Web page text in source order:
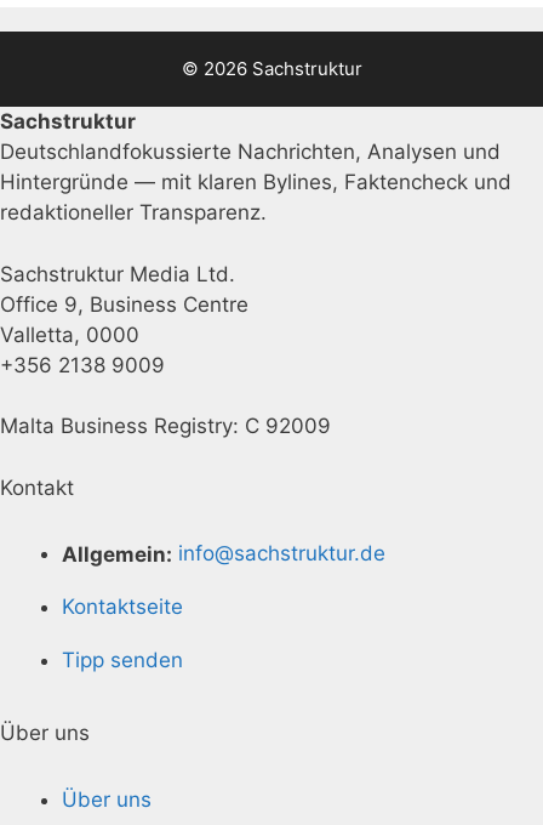
© 2026 Sachstruktur
Sachstruktur
Deutschlandfokussierte Nachrichten, Analysen und
Hintergründe — mit klaren Bylines, Faktencheck und
redaktioneller Transparenz.
Sachstruktur Media Ltd.
Office 9, Business Centre
Valletta, 0000
+356 2138 9009
Malta Business Registry: C 92009
Kontakt
Allgemein: info@sachstruktur.de
Kontaktseite
Tipp senden
Über uns
Über uns